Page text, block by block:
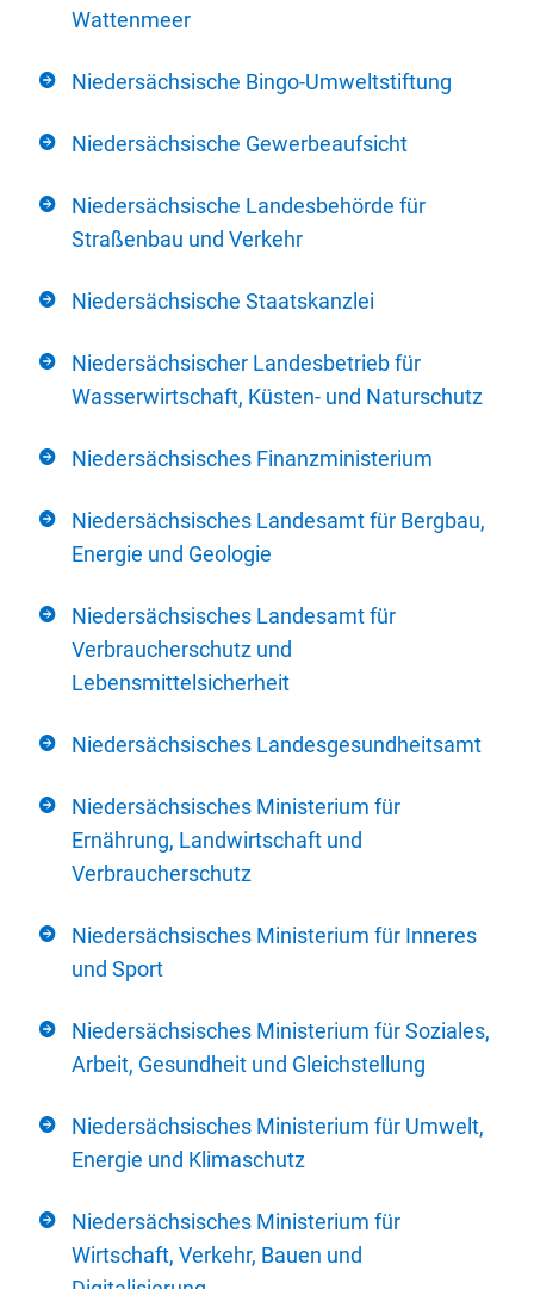
Wattenmeer
Niedersächsische Bingo-Umweltstiftung
Niedersächsische Gewerbeaufsicht
Niedersächsische Landesbehörde für
Straßenbau und Verkehr
Niedersächsische Staatskanzlei
Niedersächsischer Landesbetrieb für
Wasserwirtschaft, Küsten- und Naturschutz
Niedersächsisches Finanzministerium
Niedersächsisches Landesamt für Bergbau,
Energie und Geologie
Niedersächsisches Landesamt für
Verbraucherschutz und
Lebensmittelsicherheit
Niedersächsisches Landesgesundheitsamt
Niedersächsisches Ministerium für
Ernährung, Landwirtschaft und
Verbraucherschutz
Niedersächsisches Ministerium für Inneres
und Sport
Niedersächsisches Ministerium für Soziales,
Arbeit, Gesundheit und Gleichstellung
Niedersächsisches Ministerium für Umwelt,
Energie und Klimaschutz
Niedersächsisches Ministerium für
Wirtschaft, Verkehr, Bauen und